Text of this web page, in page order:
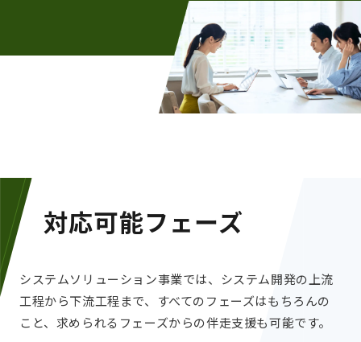
対応可能フェーズ
システムソリューション事業では、システム開発の上流
工程から下流工程まで、すべてのフェーズはもちろんの
こと、求められるフェーズからの伴走支援も可能です。